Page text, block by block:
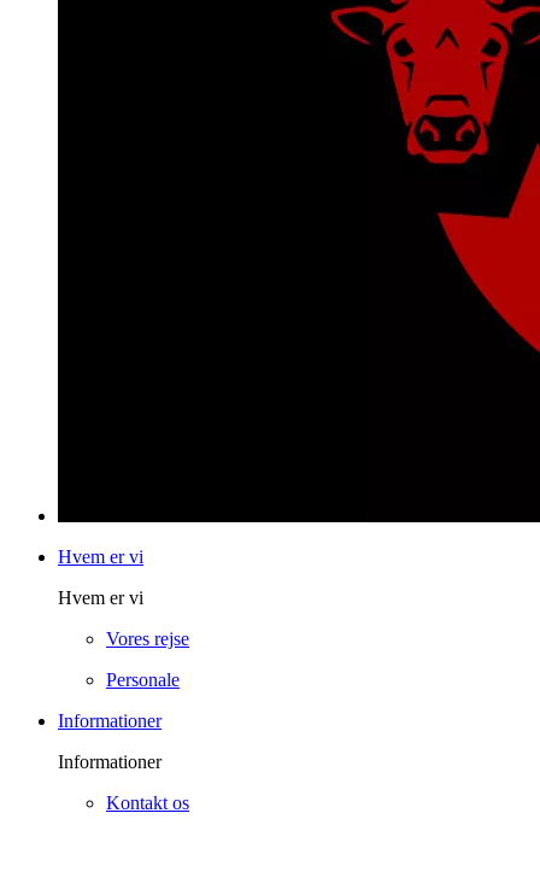
Hvem er vi
Hvem er vi
Vores rejse
Personale
Informationer
Informationer
Kontakt os